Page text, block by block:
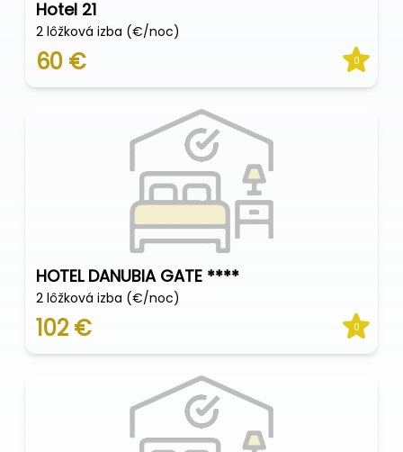
Hotel 21
2 lôžková izba (€/noc)
60 € 0
HOTEL DANUBIA GATE ****
2 lôžková izba (€/noc)
102 € 0